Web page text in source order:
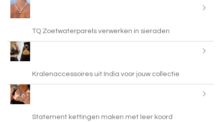
TQ Zoetwaterparels verwerken in sieraden
Kralenaccessoires uit India voor jouw collectie
Statement kettingen maken met leer koord